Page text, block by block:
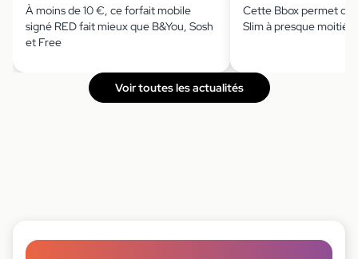
À moins de 10 €, ce forfait mobile
signé RED fait mieux que B&You, Sosh
et Free
Cette Bbox permet de
Slim à presque moitié
Voir toutes les actualités